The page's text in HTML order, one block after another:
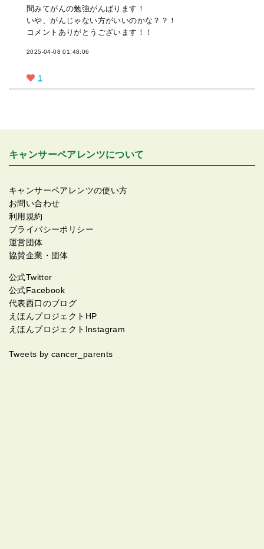
間みてがんの勉強がんばります！
いや、がんじゃない方がいいのかな？？！
コメントありがとうございます！！
2025-04-08 01:48:06
1
キャンサーペアレンツについて
キャンサーペアレンツの使い方
お問い合わせ
利用規約
プライバシーポリシー
運営団体
協賛企業・団体
公式Twitter
公式Facebook
代表西口のブログ
えほんプロジェクトHP
えほんプロジェクトInstagram
Tweets by cancer_parents